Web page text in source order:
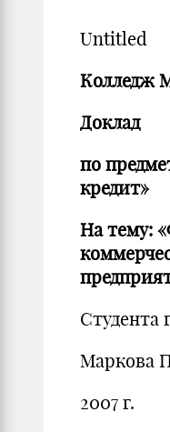
Untitled
Колледж
Доклад
по
кредит»
На тему:
Студента
Маркова
2007 г.